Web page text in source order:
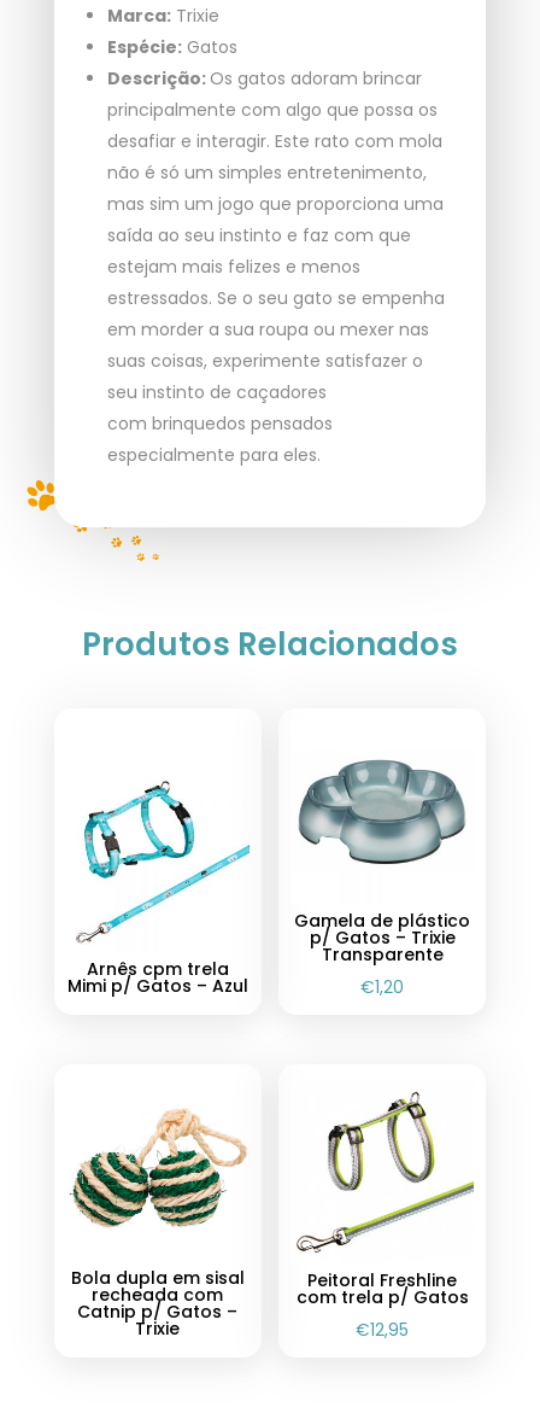
Marca:Trixie
Espécie:Gatos
Descrição: Os gatos adoram brincar
principalmente com algo que possa os
desafiar e interagir. Este rato com mola
não é só um simples entretenimento,
mas sim um jogo que proporciona uma
saída ao seu instinto e faz com que
estejam mais felizes e menos
estressados. Se o seu gato se empenha
em morder a sua roupa ou mexer nas
suas coisas, experimente satisfazer o
seu instinto de caçadores
com brinquedos pensados
especialmente para eles.
Produtos Relacionados
Arnês cpm trela
Mimi p/ Gatos – Azul
Gamela de plástico
p/ Gatos – Trixie
Transparente
€1,20
Bola dupla em sisal
recheada com
Catnip p/ Gatos –
Trixie
Peitoral Freshline
com trela p/ Gatos
€12,95